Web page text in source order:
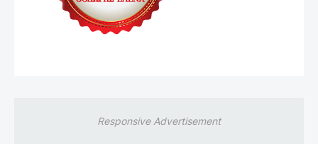
Responsive Advertisement